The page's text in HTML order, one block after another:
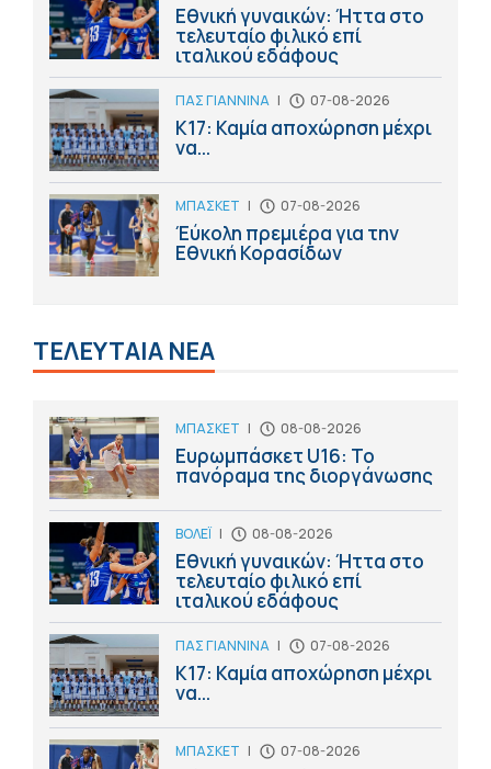
Εθνική γυναικών: Ήττα στο
τελευταίο φιλικό επί
ιταλικού εδάφους
ΠΑΣ ΓΙΑΝΝΙΝΑ | 07-08-2026
Κ17: Καμία αποχώρηση μέχρι
να...
ΜΠΑΣΚΕΤ | 07-08-2026
Έύκολη πρεμιέρα για την
Εθνική Κορασίδων
ΤΕΛΕΥΤΑΙΑ ΝΕΑ
ΜΠΑΣΚΕΤ | 08-08-2026
Ευρωμπάσκετ U16: Το
πανόραμα της διοργάνωσης
ΒΟΛΕΪ | 08-08-2026
Εθνική γυναικών: Ήττα στο
τελευταίο φιλικό επί
ιταλικού εδάφους
ΠΑΣ ΓΙΑΝΝΙΝΑ | 07-08-2026
Κ17: Καμία αποχώρηση μέχρι
να...
ΜΠΑΣΚΕΤ | 07-08-2026